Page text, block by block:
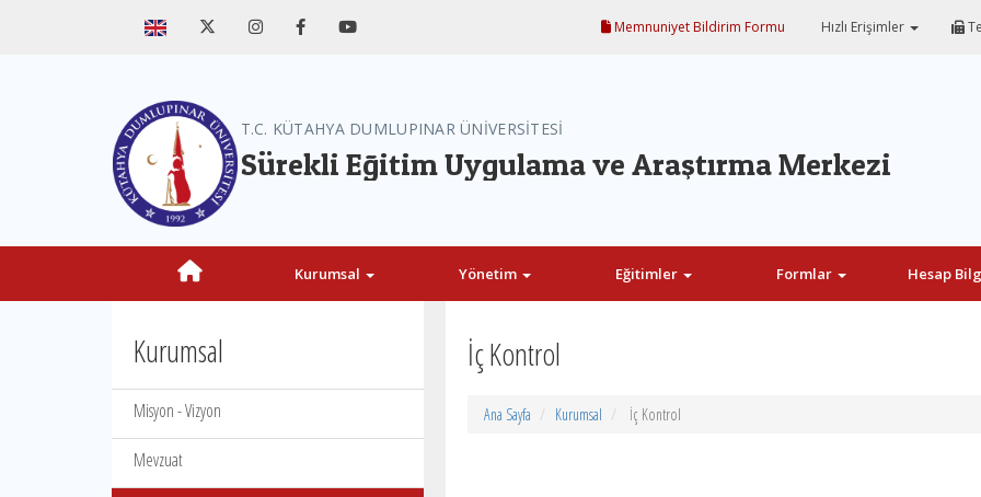
Memnuniyet Bildirim Formu Hızlı Erişimler
T.C. KÜTAHYA DUMLUPINAR ÜNİVERSİTESİ
Sürekli Eğitim Uygulama ve Araştırma Merkezi
Kurumsal Yönetim Eğitimler Formlar Hesap
Kurumsal
Misyon - Vizyon
Mevzuat
İç Kontrol
Ana Sayfa Kurumsal İç Kontrol